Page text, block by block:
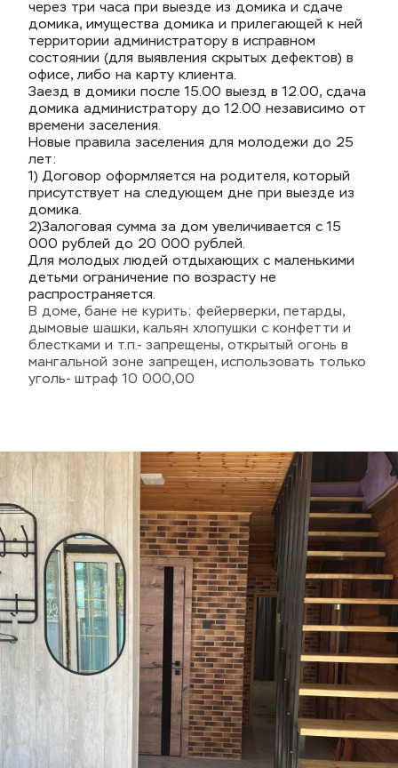
через три часа при выезде из домика и сдаче
домика, имущества домика и прилегающей к ней
территории администратору в исправном
состоянии (для выявления скрытых дефектов) в
офисе, либо на карту клиента.
Заезд в домики после 15.00 выезд в 12.00, сдача
домика администратору до 12.00 независимо от
времени заселения.
Новые правила заселения для молодежи до 25
лет:
1) Договор оформляется на родителя, который
присутствует на следующем дне при выезде из
домика.
2)Залоговая сумма за дом увеличивается с 15
000 рублей до 20 000 рублей.
Для молодых людей отдыхающих с маленькими
детьми ограничение по возрасту не
распространяется.
В доме, бане не курить; фейерверки, петарды,
дымовые шашки, кальян хлопушки с конфетти и
блестками и т.п.- запрещены, открытый огонь в
мангальной зоне запрещен, использовать только
уголь- штраф 10 000,00